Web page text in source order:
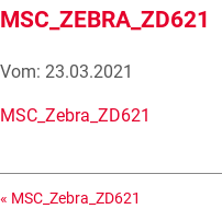
MSC_ZEBRA_ZD621
Vom: 23.03.2021
MSC_Zebra_ZD621
« MSC_Zebra_ZD621